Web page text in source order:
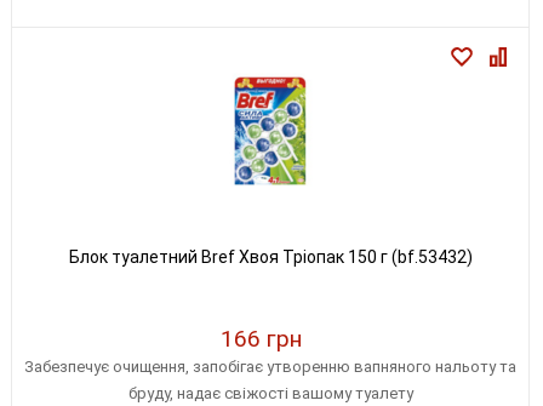
Блок туалетний Bref Хвоя Тріопак 150 г (bf.53432)
166 грн
Забезпечує очищення, запобігає утворенню вапняного нальоту та
бруду, надає свіжості вашому туалету